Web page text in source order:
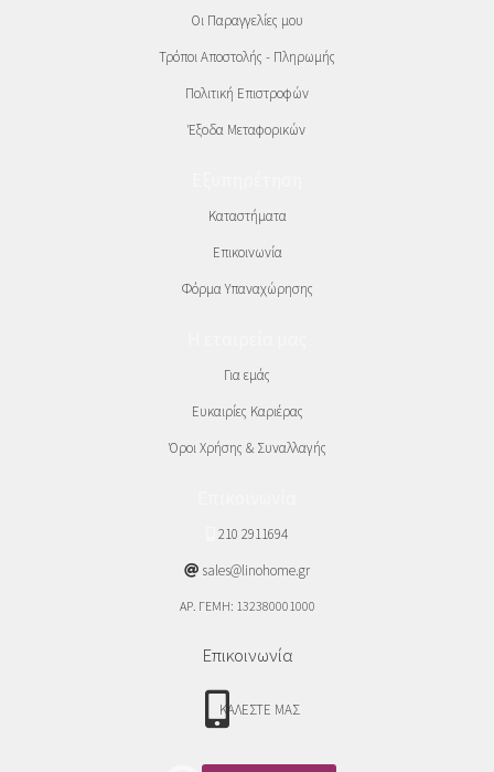
Οι Παραγγελίες μου
Τρόποι Αποστολής - Πληρωμής
Πολιτική Επιστροφών
Έξοδα Μεταφορικών
Καταστήματα
Επικοινωνία
Φόρμα Υπαναχώρησης
Για εμάς
Ευκαιρίες Καριέρας
Όροι Χρήσης & Συναλλαγής
210 2911694
sales@linohome.gr
ΑΡ. ΓΕΜΗ: 132380001000
Επικοινωνία
ΚΑΛΕΣΤΕ ΜΑΣ